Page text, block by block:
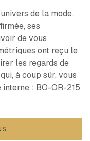
de la mode.
ses
de vous
ont reçu le
les regards de
à coup sûr, vous
interne : BO-OR-215